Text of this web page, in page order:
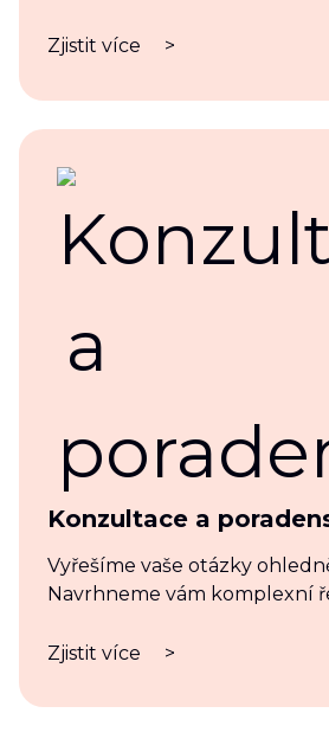
Zjistit více >
Konzultace a
Vyřešíme vaše otázky
Navrhneme vám komplexní
Zjistit více >